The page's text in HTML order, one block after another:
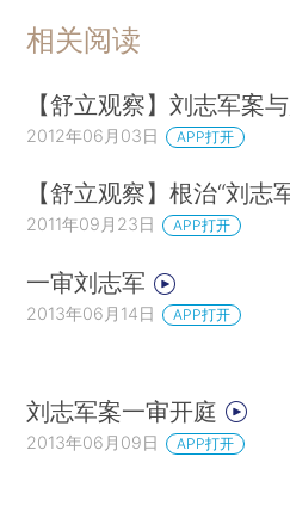
相关阅读
【舒立观察】刘志军案
2012年06月03日 APP打开
【舒立观察】根治“刘志
2011年09月23日 APP打开
一审刘志军
2013年06月14日 APP打开
刘志军案一审开庭
2013年06月09日 APP打开